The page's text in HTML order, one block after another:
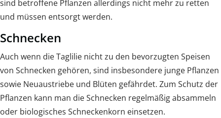
sind betroffene Pflanzen allerdings nicht mehr zu retten
und müssen entsorgt werden.
Schnecken
Auch wenn die Taglilie nicht zu den bevorzugten Speisen
von Schnecken gehören, sind insbesondere junge Pflanzen
sowie Neuaustriebe und Blüten gefährdet. Zum Schutz der
Pflanzen kann man die Schnecken regelmäßig absammeln
oder biologisches Schneckenkorn einsetzen.